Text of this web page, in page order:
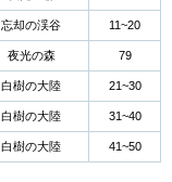
忘却の渓谷 11~20
夜光の森 79
白樹の大陸 21~30
白樹の大陸 31~40
白樹の大陸 41~50